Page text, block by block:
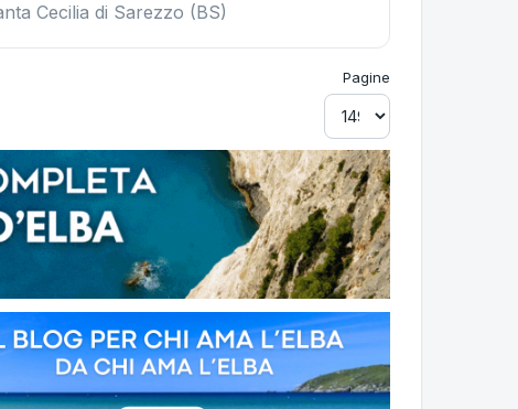
Cecilia di Sarezzo (BS)
Pagine